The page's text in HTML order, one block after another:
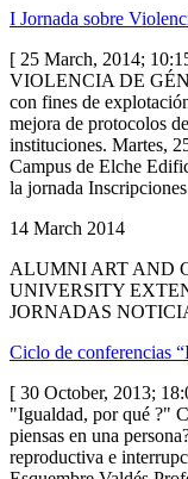
I Jornada sobre
[ 25 March, 2014;
VIOLENCIA DE
con fines de
mejora de protocolos
instituciones. Martes,
Campus de Elche
la jornada Inscripciones
14 March 2014
ALUMNI ART AND
UNIVERSITY
JORNADAS
Ciclo de conferencias
[ 30 October, 2013;
"Igualdad, por qué ?"
piensas en una
reproductiva e